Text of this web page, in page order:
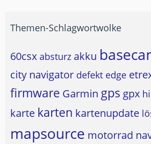
Themen-Schlagwortwolke
60csx absturz akku
city navigator defekt edge
firmware Garmin gps gpx
karte karten kartenupdate
mapsource motorrad